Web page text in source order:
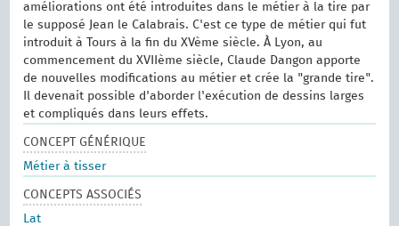
améliorations ont été introduites dans le métier à la tire par
le supposé Jean le Calabrais. C'est ce type de métier qui fut
introduit à Tours à la fin du XVème siècle. À Lyon, au
commencement du XVIIème siècle, Claude Dangon apporte
de nouvelles modifications au métier et crée la "grande tire".
Il devenait possible d'aborder l'exécution de dessins larges
et compliqués dans leurs effets.
CONCEPT GÉNÉRIQUE
Métier à tisser
CONCEPTS ASSOCIÉS
Lat